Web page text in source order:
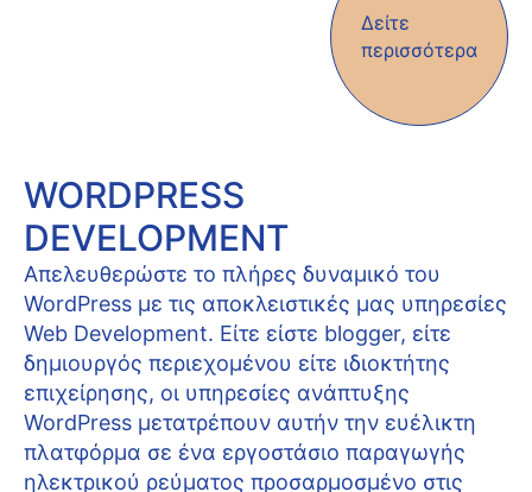
Δείτε
περισσότερα
WORDPRESS
DEVELOPMENT
Απελευθερώστε το πλήρες δυναμικό του
WordPress με τις αποκλειστικές μας υπηρεσίες
Web Development. Είτε είστε blogger, είτε
δημιουργός περιεχομένου είτε ιδιοκτήτης
επιχείρησης, οι υπηρεσίες ανάπτυξης
WordPress μετατρέπουν αυτήν την ευέλικτη
πλατφόρμα σε ένα εργοστάσιο παραγωγής
ηλεκτρικού ρεύματος προσαρμοσμένο στις